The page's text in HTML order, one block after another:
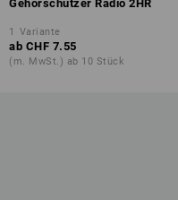
Gehörschützer Radio 2HR
1 Variante
ab CHF 7.55
(m. MwSt.) ab 10 Stück